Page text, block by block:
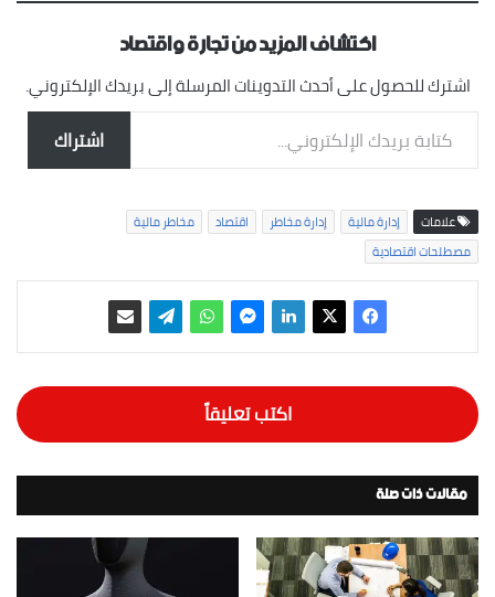
اكتشاف المزيد من تجارة واقتصاد
اشترك للحصول على أحدث التدوينات المرسلة إلى بريدك الإلكتروني.
كتابة بريدك الإلكتروني...
اشتراك
علامات إدارة مالية إدارة مخاطر اقتصاد
مخاطر مالية
مصطلحات اقتصادية
اكتب تعليقاً
مقالات ذات صلة